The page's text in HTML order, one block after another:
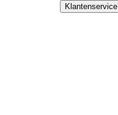
Klantenservice